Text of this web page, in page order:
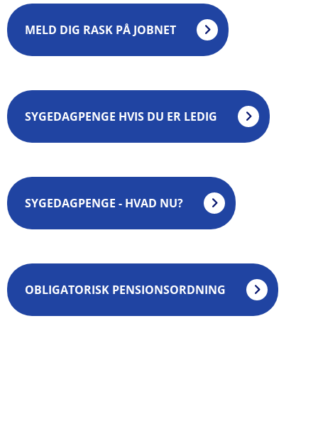
MELD DIG RASK PÅ JOBNET
SYGEDAGPENGE HVIS DU ER LEDIG
SYGEDAGPENGE - HVAD NU?
OBLIGATORISK PENSIONSORDNING